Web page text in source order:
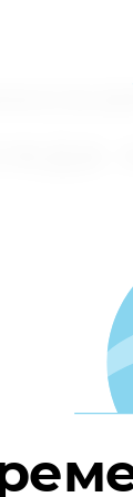
борьбы со
беседа на